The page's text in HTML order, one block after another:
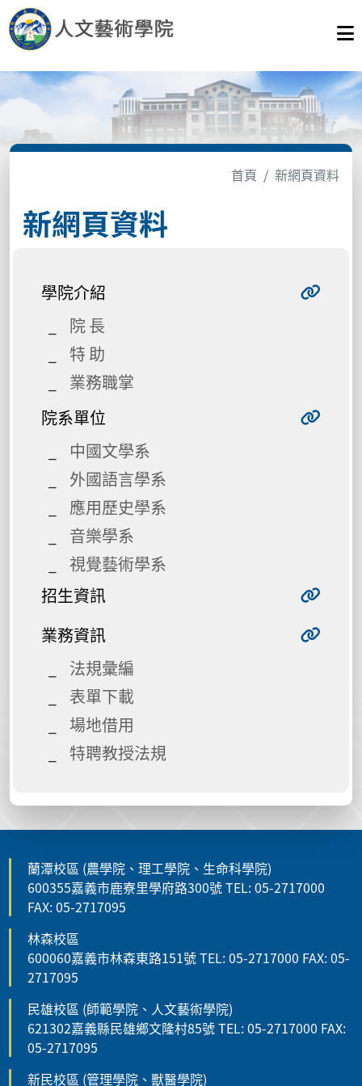
首頁 新網頁資料
新網頁資料
學院介紹
院 長
特 助
業務職掌
院系單位
中國文學系
外國語言學系
應用歷史學系
音樂學系
視覺藝術學系
招生資訊
業務資訊
法規彙編
表單下載
場地借用
特聘教授法規
蘭潭校區 (農學院、理工學院、生命科學院)
600355嘉義市鹿寮里學府路300號 TEL: 05-2717000
FAX: 05-2717095
林森校區
600060嘉義市林森東路151號 TEL: 05-2717000 FAX: 05-
2717095
民雄校區 (師範學院、人文藝術學院)
621302嘉義縣民雄鄉文隆村85號 TEL: 05-2717000 FAX:
05-2717095
新民校區 (管理學院、獸醫學院)